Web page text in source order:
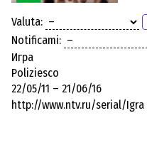
Valuta:
Notificami:
Игра
Poliziesco
22/05/11 – 21/06/16
http://www.ntv.ru/serial/Igra